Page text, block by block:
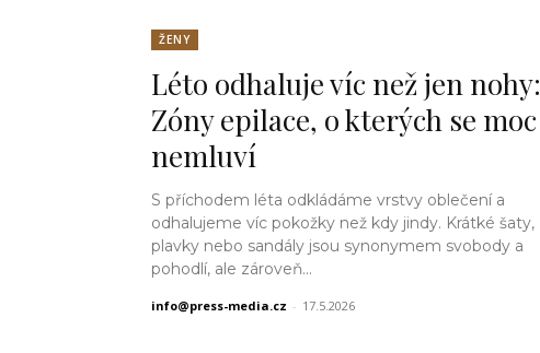
ŽENY
Léto odhaluje víc než jen nohy:
Zóny epilace, o kterých se moc
nemluví
S příchodem léta odkládáme vrstvy oblečení a
odhalujeme víc pokožky než kdy jindy. Krátké šaty,
plavky nebo sandály jsou synonymem svobody a
pohodlí, ale zároveň...
info@press-media.cz - 17.5.2026